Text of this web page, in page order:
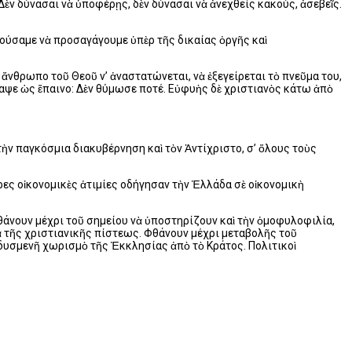
δύνασαι νὰ ὑποφέρῃς, δὲν δύνασαι νὰ ἀνεχθείς κακούς, ἀσεβεῖς.
νὰ προσαγάγουμε ὑπὲρ τῆς δικαίας ὀργῆς καὶ
τοῦ Θεοῦ ν’ ἀναστατώνεται, νὰ ἐξεγείρεται τὸ πνεῦμα του,
ὡς ἔπαινο: Δὲν θύμωσε ποτέ. Eὐφυὴς δὲ χριστιανὸς κάτω ἀπὸ
παγκόσμια διακυβέρνηση καὶ τὸν Ἀντίχριστο, σ’ ὅλους τοὺς
οἰκονομικὲς ἀτιμίες οδήγησαν τὴν Ἑλλάδα σὲ οἰκονομικὴ
μέχρι τοῦ σημείου νὰ ὑποστηρίζουν καὶ τὴν ὁμοφυλοφιλία,
χριστιανικῆς πίστεως. Φθάνουν μέχρι μεταβολῆς τοῦ
χωρισμὸ τῆς Ἐκκλησίας ἀπὸ τὸ Kράτος. Πολιτικοὶ